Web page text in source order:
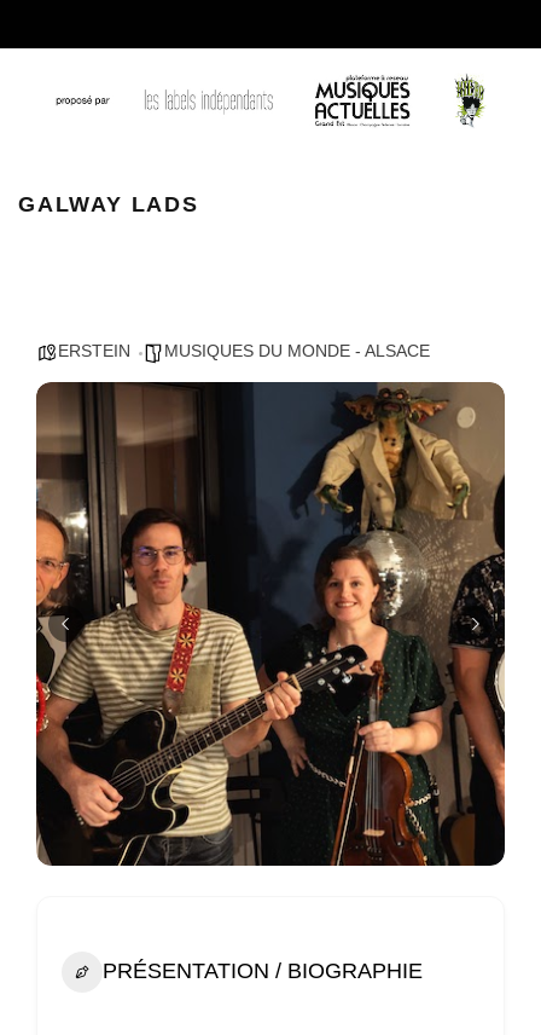
GALWAY LADS
ERSTEIN MUSIQUES DU MONDE - ALSACE
PRÉSENTATION / BIOGRAPHIE